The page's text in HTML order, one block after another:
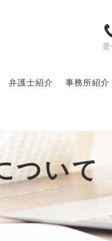
弁護士紹介 事務所紹介
ついて